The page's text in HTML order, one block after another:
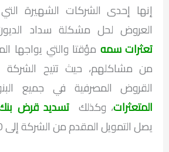
إنها إحدى الشركات الشهيرة
العروض لحل مشكلة سداد
تعثرات سمه مؤقتا والتي يواجها
من مشاكلهم، حيث تتيح الشركة
القروض المصرفية في جميع
المتعثرات، وكذلكتسديد قرض
يصل التمويل المقدم من الشركة إلى 20 راتبًا،